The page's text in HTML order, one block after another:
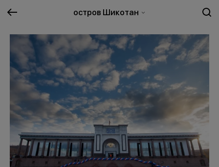
остров Шикотан